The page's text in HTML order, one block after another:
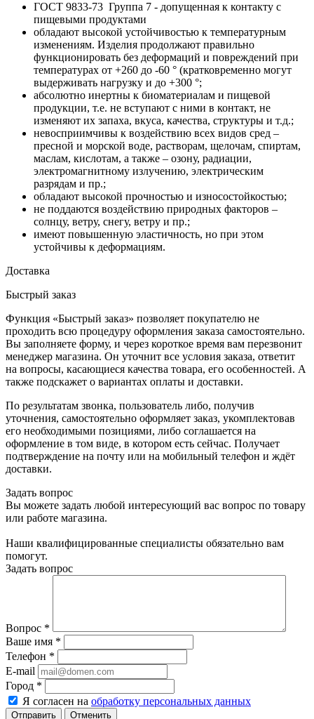
ГОСТ 9833-73 Группа 7 - допущенная к контакту с
пищевыми продуктами
обладают высокой устойчивостью к температурным
изменениям. Изделия продолжают правильно
функционировать без деформаций и повреждений при
температурах от +260 до -60 ° (кратковременно могут
выдерживать нагрузку и до +300 °;
абсолютно инертны к биоматериалам и пищевой
продукции, т.е. не вступают с ними в контакт, не
изменяют их запаха, вкуса, качества, структуры и т.д.;
невосприимчивы к воздействию всех видов сред –
пресной и морской воде, растворам, щелочам, спиртам,
маслам, кислотам, а также – озону, радиации,
электромагнитному излучению, электрическим
разрядам и пр.;
обладают высокой прочностью и износостойкостью;
не поддаются воздействию природных факторов –
солнцу, ветру, снегу, ветру и пр.;
имеют повышенную эластичность, но при этом
устойчивы к деформациям.
Доставка
Быстрый заказ
Функция «Быстрый заказ» позволяет покупателю не
проходить всю процедуру оформления заказа самостоятельно.
Вы заполняете форму, и через короткое время вам перезвонит
менеджер магазина. Он уточнит все условия заказа, ответит
на вопросы, касающиеся качества товара, его особенностей. А
также подскажет о вариантах оплаты и доставки.
По результатам звонка, пользователь либо, получив
уточнения, самостоятельно оформляет заказ, укомплектовав
его необходимыми позициями, либо соглашается на
оформление в том виде, в котором есть сейчас. Получает
подтверждение на почту или на мобильный телефон и ждёт
доставки.
Задать вопрос
Вы можете задать любой интересующий вас вопрос по товару
или работе магазина.
Наши квалифицированные специалисты обязательно вам
помогут.
Задать вопрос
Вопрос *
Ваше имя *
Телефон *
E-mail
Город *
Я согласен на обработку персональных данных
Отменить